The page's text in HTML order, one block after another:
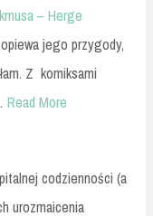
– Herge
jego przygody,
Z komiksami
Read More
codzienności (a
urozmaicenia